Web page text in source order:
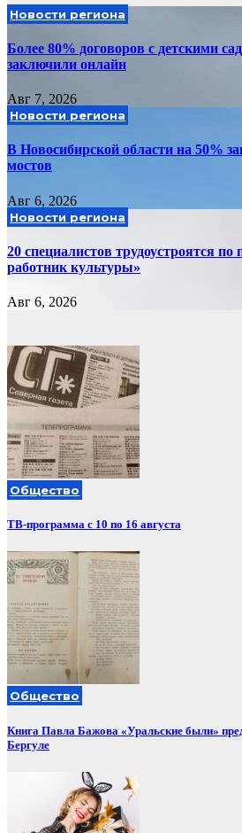
Новости региона
Более 80% договоров с детскими
заключили онлайн
Авг 7, 2026
Новости региона
В Новосибирской области на 50%
мостов
Авг 6, 2026
Новости региона
20 специалистов трудоустроятся
работник культуры»
Авг 6, 2026
Общество
ТВ-программа с 10 по 16 августа
Общество
Книга Павла Бажова «Уральские были»
Бергуле